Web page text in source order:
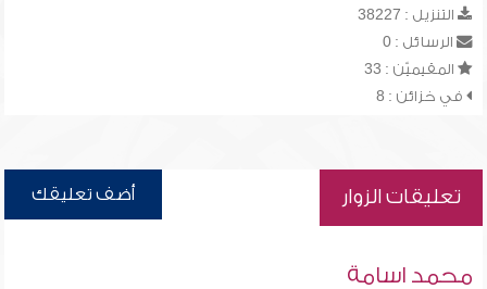
التنزيل : 38227
الرسائل : 0
المقيميّن : 33
في خزائن : 8
تعليقات الزوار أضف تعليقك
محمد اسامة